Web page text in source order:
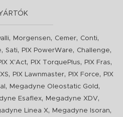
, Morgensen, Cemer, Conti,
, Sati, PIX PowerWare, Challenge,
X'Act, PIX TorquePlus, PIX Fras,
, PIX Lawnmaster, PIX Force,
PIX
, Megadyne Oleostatic Gold ,
Esaflex, Megadyne XDV,
Linea X, Megadyne Isoran,